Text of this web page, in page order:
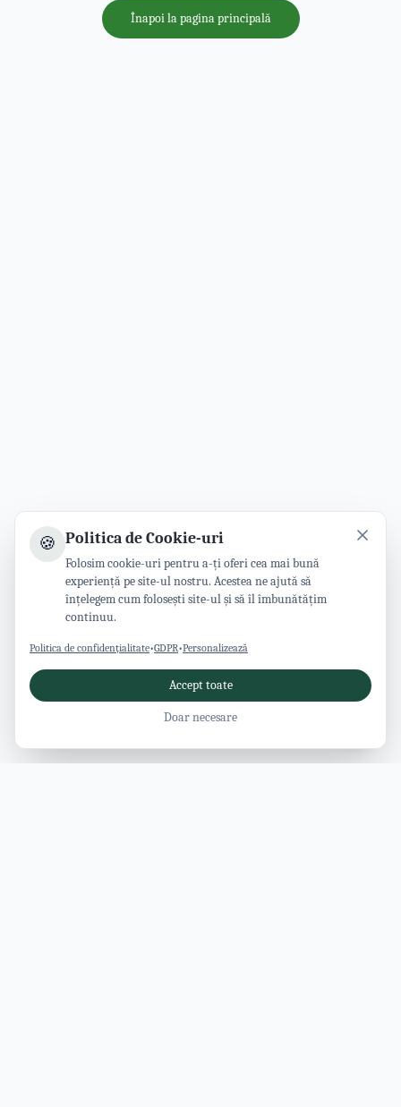
Înapoi la pagina principală
🍪 Politica de Cookie-uri
Folosim cookie-uri pentru a-ți oferi cea mai bună
experiență pe site-ul nostru. Acestea ne ajută să
înțelegem cum folosești site-ul și să îl îmbunătățim
continuu.
Politica de confidențialitate•GDPR•Personalizează
Accept toate
Doar necesare